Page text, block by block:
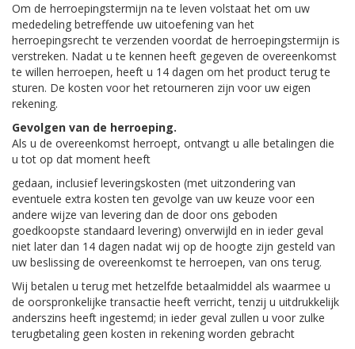
Om de herroepingstermijn na te leven volstaat het om uw
mededeling betreffende uw uitoefening van het
herroepingsrecht te verzenden voordat de herroepingstermijn is
verstreken. Nadat u te kennen heeft gegeven de overeenkomst
te willen herroepen, heeft u 14 dagen om het product terug te
sturen. De kosten voor het retourneren zijn voor uw eigen
rekening.
Gevolgen van de herroeping.
Als u de overeenkomst herroept, ontvangt u alle betalingen die
u tot op dat moment heeft
gedaan, inclusief leveringskosten (met uitzondering van
eventuele extra kosten ten gevolge van uw keuze voor een
andere wijze van levering dan de door ons geboden
goedkoopste standaard levering) onverwijld en in ieder geval
niet later dan 14 dagen nadat wij op de hoogte zijn gesteld van
uw beslissing de overeenkomst te herroepen, van ons terug.
Wij betalen u terug met hetzelfde betaalmiddel als waarmee u
de oorspronkelijke transactie heeft verricht, tenzij u uitdrukkelijk
anderszins heeft ingestemd; in ieder geval zullen u voor zulke
terugbetaling geen kosten in rekening worden gebracht